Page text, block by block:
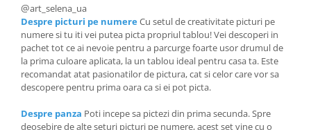
@art_selena_ua
Despre picturi pe numereCu setul de creativitate picturi pe
numere si tu iti vei putea picta propriul tablou! Vei descoperi in
pachet tot ce ai nevoie pentru a parcurge foarte usor drumul de
la prima culoare aplicata, la un tablou ideal pentru casa ta. Este
recomandat atat pasionatilor de pictura, cat si celor care vor sa
descopere pentru prima oara ca si ei pot picta.
Despre panza Poti incepe sa pictezi din prima secunda. Spre
deosebire de alte seturi picturi pe numere, acest set vine cu o